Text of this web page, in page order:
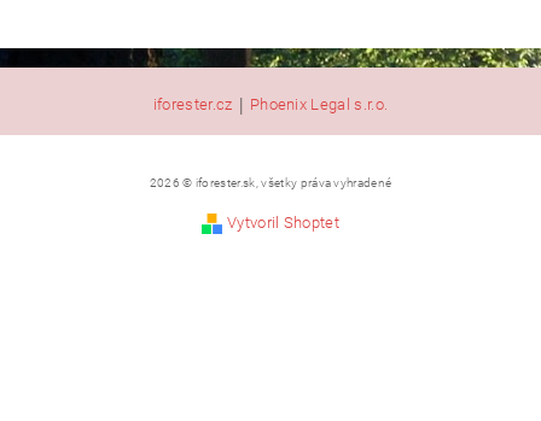
iforester.cz Phoenix Legal s.r.o.
2026 © iforester.sk, všetky práva vyhradené
Vytvoril Shoptet